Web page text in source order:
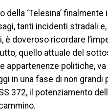
della ‘Telesina’
tanti incidenti stradali
è doveroso ricordare
quello attuale del
appartenenze politiche,
in una fase di non grandi
372, il potenziamento